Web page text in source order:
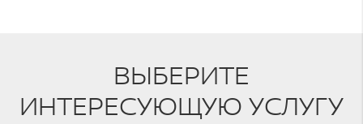
ВЫБЕРИТЕ
ИНТЕРЕСУЮЩУЮ УСЛУГУ